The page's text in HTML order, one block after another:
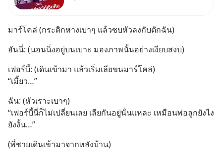
คำตอบได้ที่ “ป้าเก๋าเล่ากลโกง”
EP4 ตอน “เขา
มาร์โคล่ (กระดิกหางเบาๆ แล้วซบหัวลงกับตักฉัน)
ฮันนี่: (นอนนิ่งอยู่บนเบาะ มองภาพนั้นอย่างเงียบสงบ)
เฟอร์บี้: (เดินเข้ามา แล้วเริ่มเลียขนมาร์โคล่)
“เมี้ยว…”
ฉัน: (หัวเราะเบาๆ)
“เฟอร์บี้นี่ก็ไม่เปลี่ยนเลย เลียกันอยู่นั่นแหละ เหมือนพ่อลูกยังไง
ยังงั้น…”
(พี่ชายเดินเข้ามาจากหลังบ้าน)